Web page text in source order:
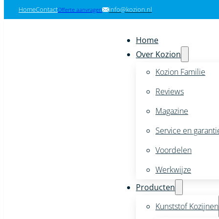
HomeContactOfferte aanvragen info@kozion.nl
Home
Over Kozion
Kozion Familie
Reviews
Magazine
Service en
Voordelen
Werkwijze
Producten
Kunststof Kozijnen